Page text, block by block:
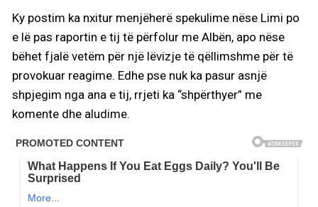
Ky postim ka nxitur menjëherë spekulime nëse Limi po
e lë pas raportin e tij të përfolur me Albën, apo nëse
bëhet fjalë vetëm për një lëvizje të qëllimshme për të
provokuar reagime. Edhe pse nuk ka pasur asnjë
shpjegim nga ana e tij, rrjeti ka “shpërthyer” me
komente dhe aludime.